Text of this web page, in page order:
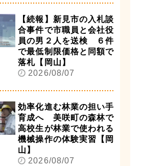
【続報】新見市の入札談
合事件で市職員と会社役
員の男２人を送検 ６件
で最低制限価格と同額で
落札【岡山】
2026/08/07
効率化進む林業の担い手
育成へ 美咲町の森林で
高校生が林業で使われる
機械操作の体験実習【岡
山】
2026/08/07